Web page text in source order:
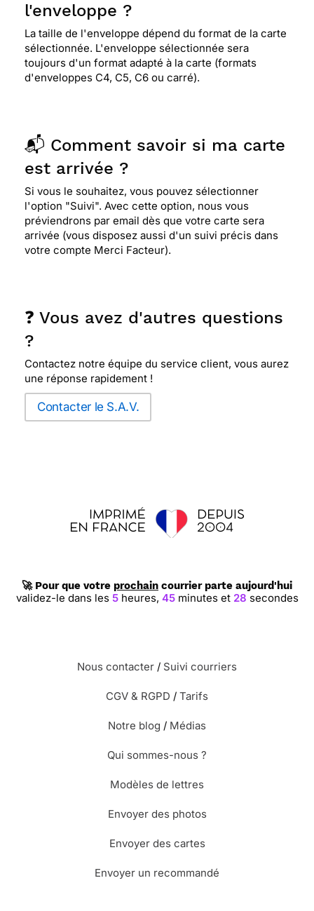
l'enveloppe ?
La taille de l'enveloppe dépend du format de la carte
sélectionnée. L'enveloppe sélectionnée sera
toujours d'un format adapté à la carte (formats
d'enveloppes C4, C5, C6 ou carré).
📬 Comment savoir si ma carte
est arrivée ?
Si vous le souhaitez, vous pouvez sélectionner
l'option "Suivi". Avec cette option, nous vous
préviendrons par email dès que votre carte sera
arrivée (vous disposez aussi d'un suivi précis dans
votre compte Merci Facteur).
❓ Vous avez d'autres questions
?
Contactez notre équipe du service client, vous aurez
une réponse rapidement !
Contacter le S.A.V.
🚀 Pour que votre prochain courrier parte aujourd'hui
validez-le dans les 5 heures, 45 minutes et 27 secondes
Nous contacter / Suivi courriers
CGV & RGPD / Tarifs
Notre blog / Médias
Qui sommes-nous ?
Modèles de lettres
Envoyer des photos
Envoyer des cartes
Envoyer un recommandé